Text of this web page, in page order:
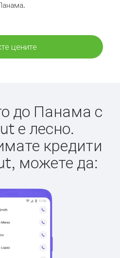
цените
до Панама с
е лесно.
кредити
можете да: